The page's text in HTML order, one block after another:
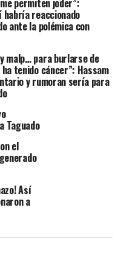
permiten joder”:
habría reaccionado
ante la polémica con
malp… para burlarse de
tenido cáncer”: Hassam
y rumoran sería para
Taguado
el
Así
a